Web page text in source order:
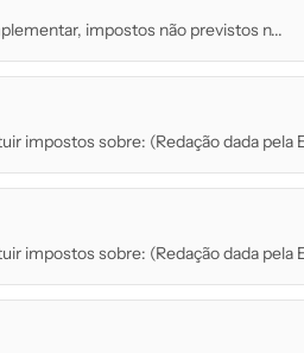
impostos não previstos n...
impostos sobre: (Redação dada pela
impostos sobre: (Redação dada pela